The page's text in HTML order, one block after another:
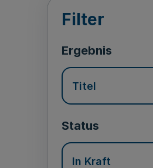
Filter
Ergebnis
Titel
Status
In Kraft